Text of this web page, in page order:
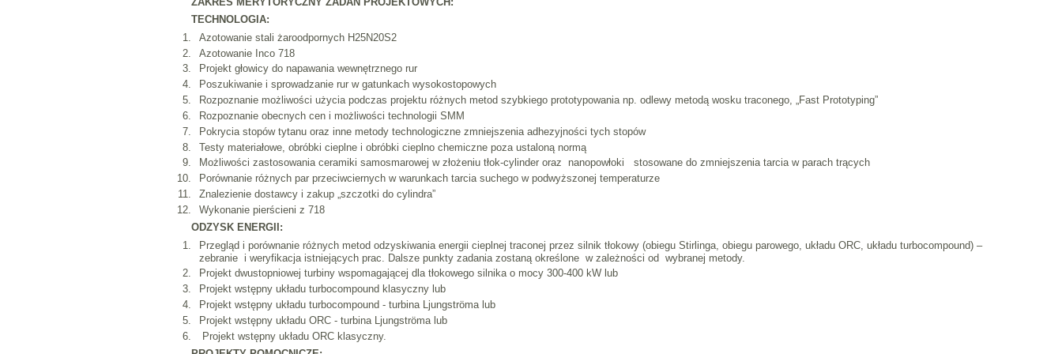
TECHNOLOGIA:
Azotowanie stali żaroodpornych H25N20S2
Azotowanie Inco 718
Projekt głowicy do napawania wewnętrznego rur
Poszukiwanie i sprowadzanie rur w gatunkach wysokostopowych
Rozpoznanie możliwości użycia podczas projektu różnych metod szybkiego prototypowania np. odlewy metodą wosku traconego, „Fast Prototyping”
Rozpoznanie obecnych cen i możliwości technologii SMM
Pokrycia stopów tytanu oraz inne metody technologiczne zmniejszenia adhezyjności tych stopów
Testy materiałowe, obróbki cieplne i obróbki cieplno chemiczne poza ustaloną normą
Możliwości zastosowania ceramiki samosmarowej w złożeniu tłok-cylinder oraz nanopowłoki stosowane do zmniejszenia tarcia w parach trących
Porównanie różnych par przeciwciernych w warunkach tarcia suchego w podwyższonej temperaturze
Znalezienie dostawcy i zakup „szczotki do cylindra”
Wykonanie pierścieni z 718
ODZYSK ENERGII:
Przegląd i porównanie różnych metod odzyskiwania energii cieplnej traconej przez silnik tłokowy (obiegu Stirlinga, obiegu parowego, układu ORC, układu turbocompound) –
zebranie i weryfikacja istniejących prac. Dalsze punkty zadania zostaną określone w zależności od wybranej metody.
Projekt dwustopniowej turbiny wspomagającej dla tłokowego silnika o mocy 300-400 kW lub
Projekt wstępny układu turbocompound klasyczny lub
Projekt wstępny układu turbocompound - turbina Ljungströma lub
Projekt wstępny układu ORC - turbina Ljungströma lub
Projekt wstępny układu ORC klasyczny.